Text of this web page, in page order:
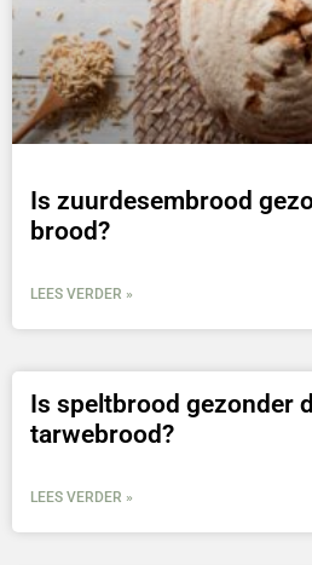
Is zuurdesembrood
brood?
LEES VERDER »
Is speltbrood gezonder
tarwebrood?
LEES VERDER »